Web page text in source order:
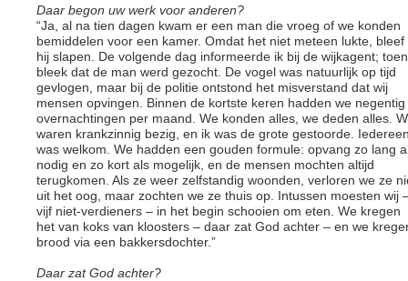
Daar begon uw werk voor anderen?
“Ja, al na tien dagen kwam er een man die vroeg of we konden
bemiddelen voor een kamer. Omdat het niet meteen lukte, bleef
hij slapen. De volgende dag informeerde ik bij de wijkagent; toen
bleek dat de man werd gezocht. De vogel was natuurlijk op tijd
gevlogen, maar bij de politie ontstond het misverstand dat wij
mensen opvingen. Binnen de kortste keren hadden we negentig
overnachtingen per maand. We konden alles, we deden alles.
waren krankzinnig bezig, en ik was de grote gestoorde.
was welkom. We hadden een gouden formule: opvang zo lang
nodig en zo kort als mogelijk, en de mensen mochten altijd
terugkomen. Als ze weer zelfstandig woonden, verloren we ze
uit het oog, maar zochten we ze thuis op. Intussen moesten wij
vijf niet-verdieners – in het begin schooien om eten. We kregen
het van koks van kloosters – daar zat God achter – en we
brood via een bakkersdochter.”
Daar zat God achter?